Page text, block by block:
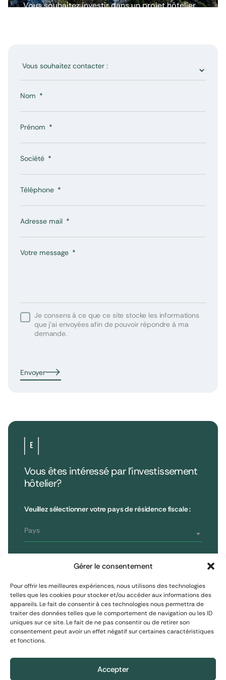
Gérer le consentement
Pour offrir les meilleures expériences, nous utilisons des technologies
telles que les cookies pour stocker et/ou accéder aux informations des
appareils. Le fait de consentir à ces technologies nous permettra de
traiter des données telles que le comportement de navigation ou les ID
uniques sur ce site. Le fait de ne pas consentir ou de retirer son
consentement peut avoir un effet négatif sur certaines caractéristiques
et fonctions.
Accepter
disposant d’un patrimoine suffisant pour accepter le blocage
Vous souhaitez investir dans un projet hôtelier
Nom
Prénom
Société
Téléphone
Adresse mail
Votre message
Je consens à ce que ce site stocke les informations
que j’ai envoyées afin de pouvoir répondre à ma
demande.
Envoyer
Vous êtes intéressé par l’investissement
hôtelier?
Veuillez sélectionner votre pays de résidence fiscale :
Pays
Investisseur assimilé professionnel
Investisseur professionnel
75008 Paris, France
T : 01 53 96 52 50
S'inscrire à la newsletter
S'inscrire
Reporting
Mentions Légales
Politique de cookies